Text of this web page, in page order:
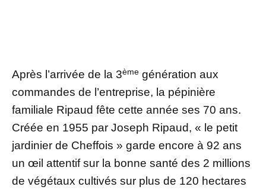
Après l’arrivée de la 3ème génération aux
commandes de l’entreprise, la pépinière
familiale Ripaud fête cette année ses 70 ans.
Créée en 1955 par Joseph Ripaud, « le petit
jardinier de Cheffois » garde encore à 92 ans
un œil attentif sur la bonne santé des 2 millions
de végétaux cultivés sur plus de 120 hectares